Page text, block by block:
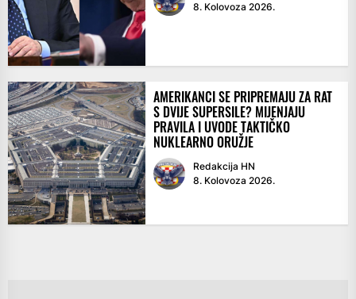
8. Kolovoza 2026.
AMERIKANCI SE PRIPREMAJU ZA RAT
S DVIJE SUPERSILE? MIJENJAJU
PRAVILA I UVODE TAKTIČKO
NUKLEARNO ORUŽJE
Redakcija HN
8. Kolovoza 2026.